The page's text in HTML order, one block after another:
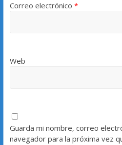
Correo electrónico *
Web
Guarda mi nombre, correo
navegador para la próxima vez